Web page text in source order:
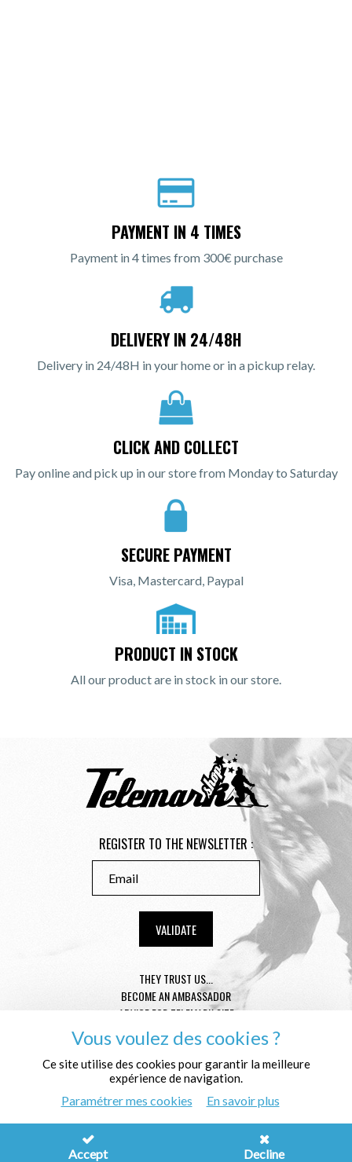
PAYMENT IN 4 TIMES
Payment in 4 times from 300€ purchase
DELIVERY IN 24/48H
Delivery in 24/48H in your home or in a pickup relay.
CLICK AND COLLECT
Pay online and pick up in our store from Monday to Saturday
SECURE PAYMENT
Visa, Mastercard, Paypal
PRODUCT IN STOCK
All our product are in stock in our store.
REGISTER TO THE NEWSLETTER :
THEY TRUST US...
BECOME AN AMBASSADOR
ADVICE FOR TELEMARK SIZE
CONDITION GENERAL OF SALE
MENTIONS LÉGALES
PROTECTION OF THE PERSONAL DATA
WHO ARE WE ?
Créé avec passion par
Pure Illusion
Vous voulez des cookies ?
Ce site utilise des cookies pour garantir la meilleure
expérience de navigation.
Paramétrer mes cookies En savoir plus
Accept Decline